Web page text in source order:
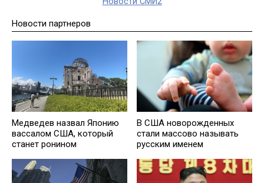
Новости партнеров
Медведев назвал Японию
вассалом США, который
станет ронином
В США новорожденных
стали массово называть
русским именем